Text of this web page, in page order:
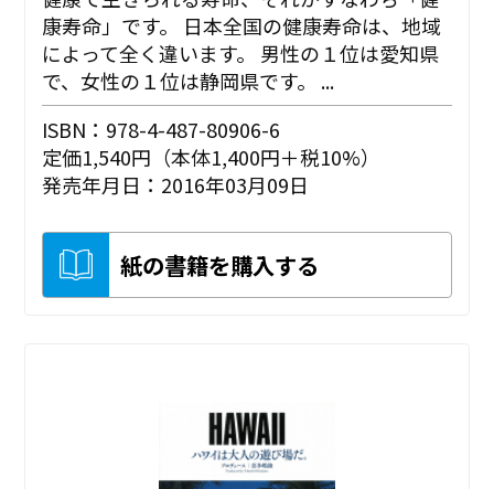
康寿命」です。 日本全国の健康寿命は、地域
によって全く違います。 男性の１位は愛知県
で、女性の１位は静岡県です。 ...
ISBN：978-4-487-80906-6
定価1,540円（本体1,400円＋税10%）
発売年月日：2016年03月09日
紙の書籍を購入する